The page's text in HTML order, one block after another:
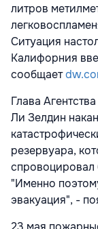
литров
Ситуация
Калифорния
сообщает
Глава
Ли Зелдин
резервуара,
спровоцировал
"Именно
эвакуация", -